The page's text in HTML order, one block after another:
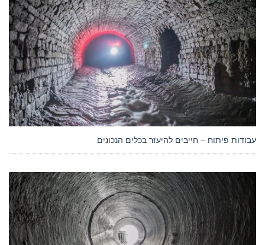
עבודות פיתוח – חייבים להיעזר בכלים הנכונים